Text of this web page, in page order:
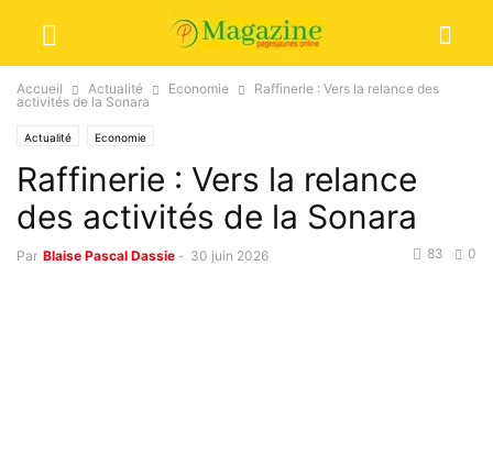
Accueil Actualité Economie
Raffinerie : Vers la relance des
activités de la Sonara
Actualité Economie
Raffinerie : Vers la relance
des activités de la Sonara
Par Blaise Pascal Dassie - 30 juin 2026 0
83